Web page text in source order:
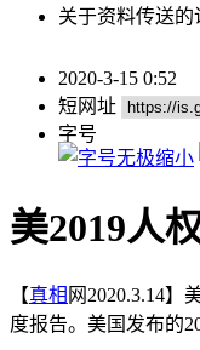
关于资料传送的
2020-3-15 0:52
短网址
字号
美2019人
【真相 网2020.3.14】
度报告。美国发布的